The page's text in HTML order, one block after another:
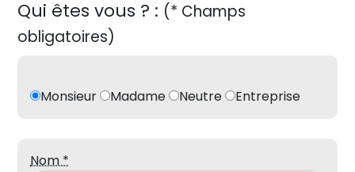
Qui êtes vous ? : (* Champs
obligatoires)
Monsieur Madame Neutre Entreprise
Nom *